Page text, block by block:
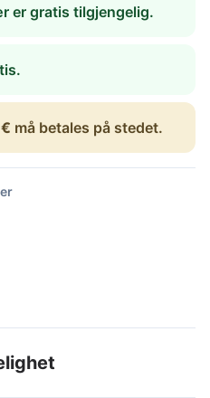
er gratis tilgjengelig.
må betales på stedet.